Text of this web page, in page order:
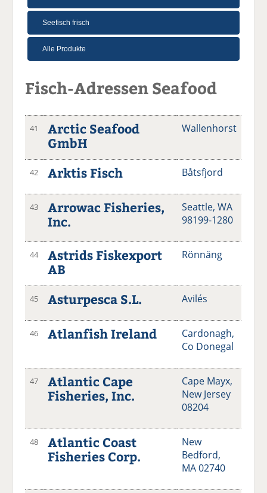
e
Fisch-Adressen Seafood
41
Arctic Seafood
GmbH
Wallenhorst
42 Arktis Fisch Båtsfjord
43
Arrowac Fisheries,
Inc.
Seattle, WA
98199-1280
44
Astrids Fiskexport
AB
Rönnäng
45 Asturpesca S.L. Avilés
46 Atlanfish Ireland
Cardonagh,
Co Donegal
47
Atlantic Cape
Fisheries, Inc.
Cape Mayx,
New Jersey
08204
48
Atlantic Coast
Fisheries Corp.
New
Bedford,
MA 02740